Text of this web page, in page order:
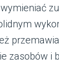
zasobów i